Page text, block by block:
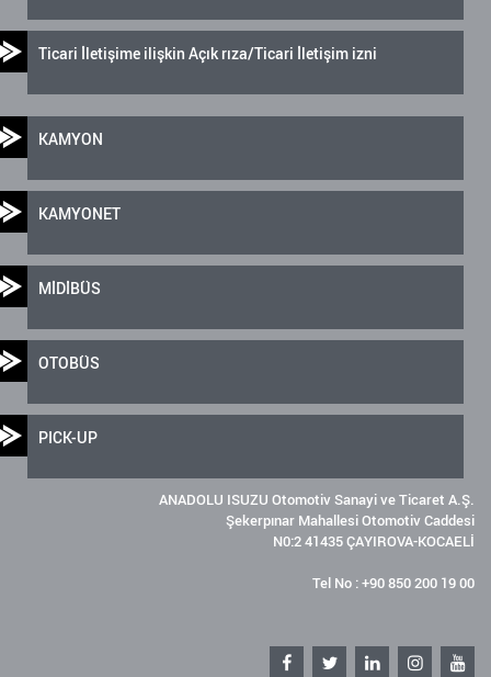
Ticari İletişime ilişkin Açık rıza/Ticari İletişim izni
KAMYON
KAMYONET
MİDİBÜS
OTOBÜS
PICK-UP
ANADOLU ISUZU Otomotiv Sanayi ve Ticaret A.Ş.
Şekerpınar Mahallesi Otomotiv Caddesi
N0:2 41435 ÇAYIROVA-KOCAELİ
Tel No : +90 850 200 19 00